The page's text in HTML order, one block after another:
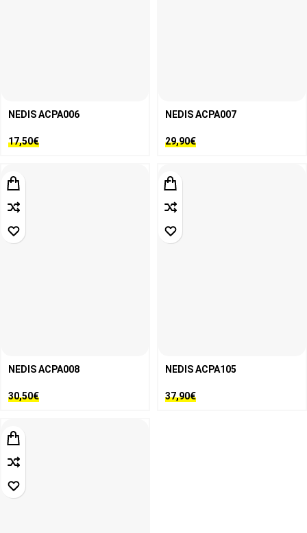
NEDIS ACPA006
17,50€
NEDIS ACPA007
29,90€
NEDIS ACPA008
30,50€
NEDIS ACPA105
37,90€